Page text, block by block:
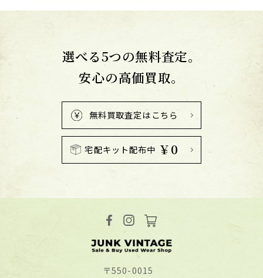
選べる5つの無料査定。
安心の高価買取。
無料買取査定はこちら
宅配キット配布中 ￥0
〒550-0015